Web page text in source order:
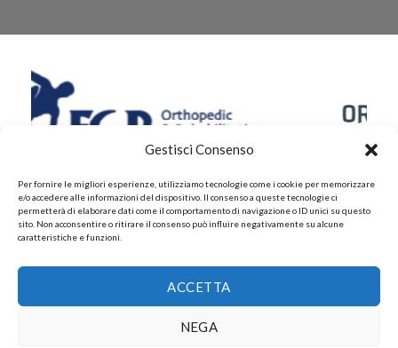
Gestisci Consenso
Per fornire le migliori esperienze, utilizziamo tecnologie come i cookie per memorizzare
e/o accedere alle informazioni del dispositivo. Il consenso a queste tecnologie ci
permetterà di elaborare dati come il comportamento di navigazione o ID unici su questo
sito. Non acconsentire o ritirare il consenso può influire negativamente su alcune
caratteristiche e funzioni.
ACCETTA
NEGA
POLITICHE DI RESI E DI RIMBORSI
Gruppo FAF srls, Via Montelparo 43 A-B